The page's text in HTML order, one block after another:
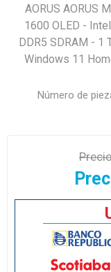
AORUS AORUS
1600 OLED -
DDR5 SDRAM - 1
Windows 11
Número de